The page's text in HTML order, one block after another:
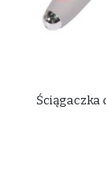
Ściągaczka